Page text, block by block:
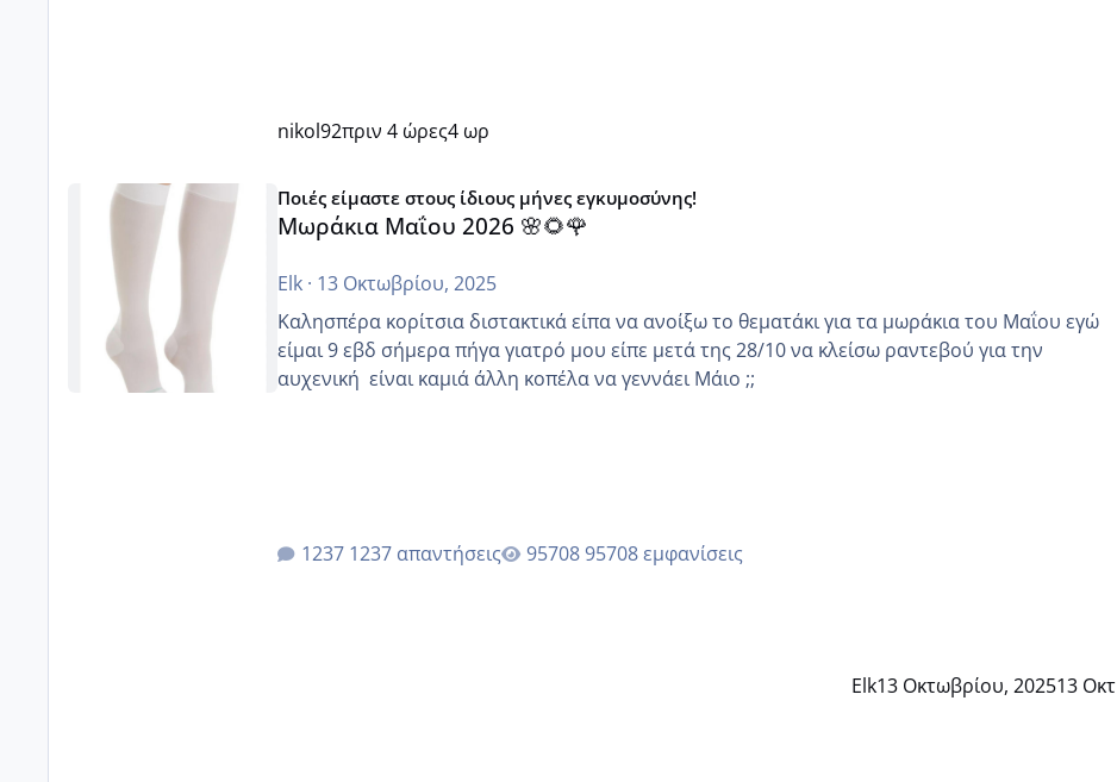
nikol92πριν 4 ώρες4 ωρ
Μωράκια Μαΐου 2026 🌸🌻🌹
Ποιές είμαστε στους ίδιους μήνες εγκυμοσύνης!
Μωράκια Μαΐου 2026 🌸🌻🌹
Elk· 13 Οκτωβρίου, 2025
Καλησπέρα κορίτσια διστακτικά είπα να ανοίξω το θεματάκι για τα μωράκια του Μαΐου εγώ
είμαι 9 εβδ σήμερα πήγα γιατρό μου είπε μετά της 28/10 να κλείσω ραντεβού για την
αυχενική είναι καμιά άλλη κοπέλα να γεννάει Μάιο ;;
1237 απαντήσεις 95708 εμφανίσεις
Elk13 Οκτωβρίου, 202513 Οκτ